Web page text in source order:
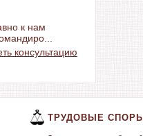
к нам
консультацию
ТРУДОВЫЕ СПОРЫ